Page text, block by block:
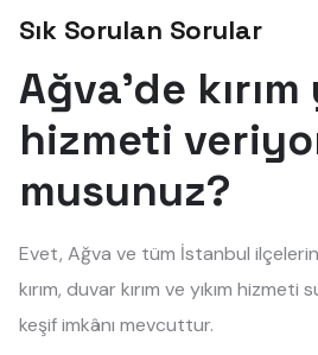
Sık Sorulan Sorular
Ağva'de kırım
hizmeti
musunuz?
Evet, Ağva ve tüm İstanbul
kırım, duvar kırım ve yıkım hizmeti
keşif imkânı mevcuttur.